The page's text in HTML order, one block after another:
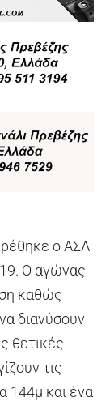
ο ΑΣΛ
Ο αγώνας
καθώς
διανύσουν
θετικές
τις
144μ και ένα